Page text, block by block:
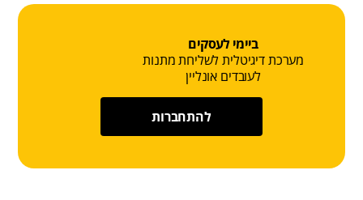
ביימי לעסקים
מערכת דיגיטלית לשליחת מתנות
לעובדים אונליין
להתחברות